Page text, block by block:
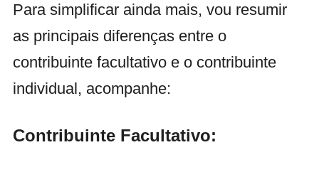
Para simplificar ainda mais, vou resumir
as principais diferenças entre o
contribuinte facultativo e o contribuinte
individual, acompanhe:
Contribuinte Facultativo: